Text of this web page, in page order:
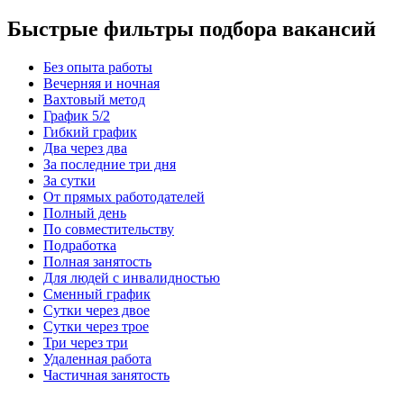
Быстрые фильтры подбора вакансий
Без опыта работы
Вечерняя и ночная
Вахтовый метод
График 5/2
Гибкий график
Два через два
За последние три дня
За сутки
От прямых работодателей
Полный день
По совместительству
Подработка
Полная занятость
Для людей с инвалидностью
Сменный график
Сутки через двое
Сутки через трое
Три через три
Удаленная работа
Частичная занятость